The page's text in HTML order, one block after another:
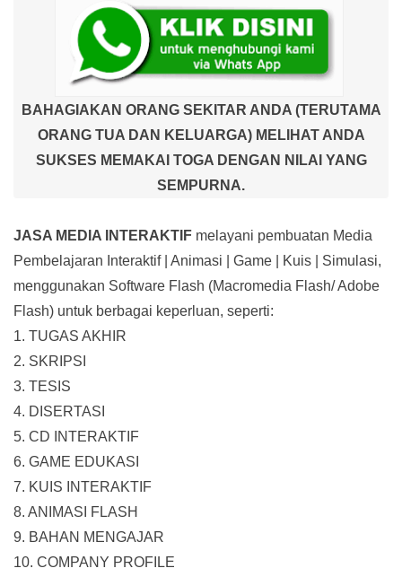
BAHAGIAKAN ORANG SEKITAR ANDA (TERUTAMA
ORANG TUA DAN KELUARGA) MELIHAT ANDA
SUKSES MEMAKAI TOGA DENGAN NILAI YANG
SEMPURNA.
JASA MEDIA INTERAKTIF melayani pembuatan Media
Pembelajaran Interaktif| Animasi | Game | Kuis | Simulasi,
menggunakan Software Flash (Macromedia Flash/ Adobe
Flash) untuk berbagai keperluan, seperti:
1. TUGAS AKHIR
2. SKRIPSI
3. TESIS
4. DISERTASI
5. CD INTERAKTIF
6. GAME EDUKASI
7. KUIS INTERAKTIF
8. ANIMASI FLASH
9. BAHAN MENGAJAR
10. COMPANY PROFILE